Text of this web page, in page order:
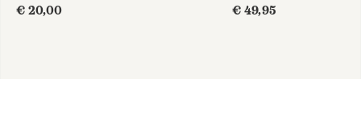
€ 20,00
€ 49,95